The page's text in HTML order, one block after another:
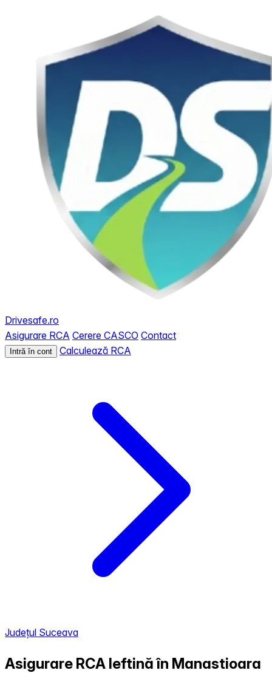
Drivesafe.ro
Asigurare RCA Cerere CASCO Contact
Intră în cont Calculează RCA
Județul Suceava
Asigurare RCA Ieftină în Manastioara